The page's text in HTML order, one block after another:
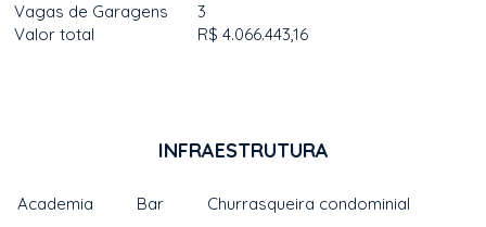
Vagas de Garagens
3
Valor total
R$ 4.066.443,16
INFRAESTRUTURA
Academia Bar
Churrasqueira condominial